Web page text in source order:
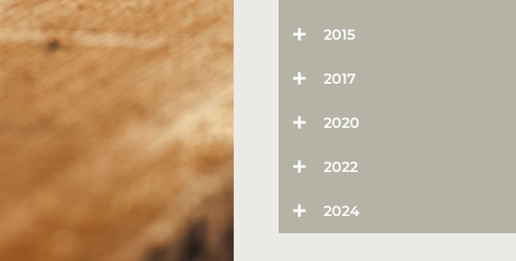
2015
2017
2020
2022
2024